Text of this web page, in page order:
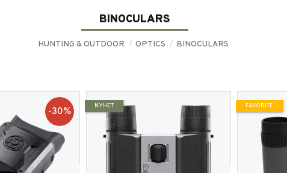
BINOCULARS
HUNTING & OUTDOOR OPTICS BINOCULARS
30% NYHET FAVORITE